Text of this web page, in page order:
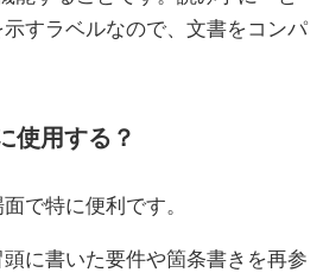
すラベルなので、文書をコンパ
使用する？
で特に便利です。
に書いた要件や箇条書きを再参